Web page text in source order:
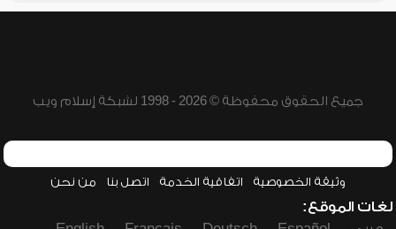
جميع الحقوق محفوظة © 2026 - 1998 لشبكة إسلام ويب
وثيقة الخصوصية اتفاقية الخدمة اتصل بنا من نحن
لغات الموقع: